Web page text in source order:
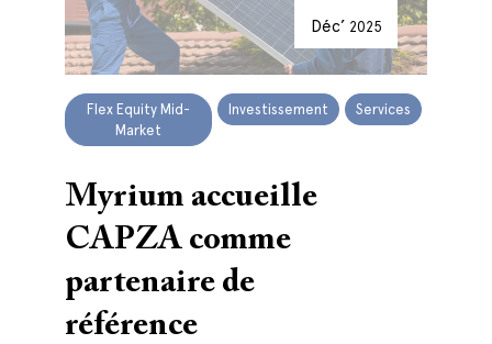
Déc’ 2025
Flex Equity Mid-
Market
Investissement Services
Myrium accueille
CAPZA comme
partenaire de
référence